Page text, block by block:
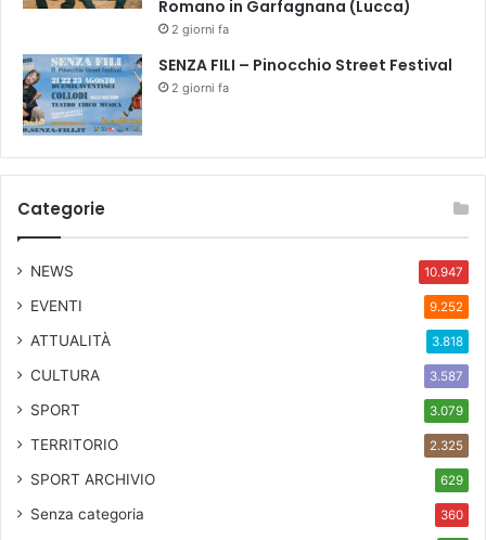
Romano in Garfagnana (Lucca)
2 giorni fa
SENZA FILI – Pinocchio Street Festival
2 giorni fa
Categorie
NEWS 10.947
EVENTI 9.252
ATTUALITÀ 3.818
CULTURA 3.587
SPORT 3.079
TERRITORIO 2.325
SPORT ARCHIVIO 629
Senza categoria 360